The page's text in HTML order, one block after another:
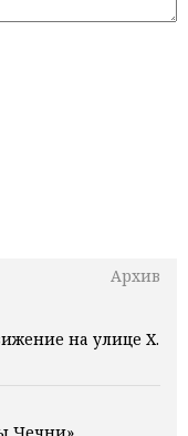
Архив
на улице Х.